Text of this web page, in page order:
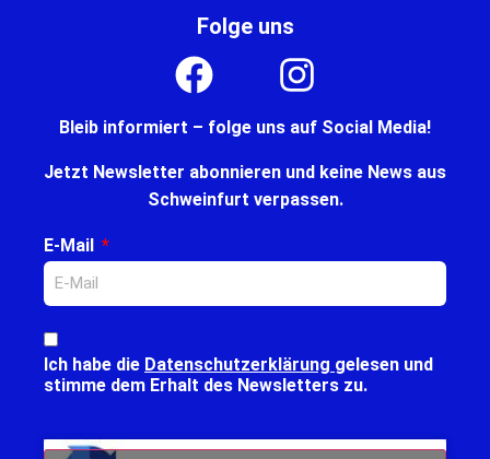
Folge uns
Bleib informiert – folge uns auf Social Media!
Jetzt Newsletter abonnieren und keine News aus
Schweinfurt verpassen.
E-Mail
Ich habe die Datenschutzerklärung gelesen und
stimme dem Erhalt des Newsletters zu.